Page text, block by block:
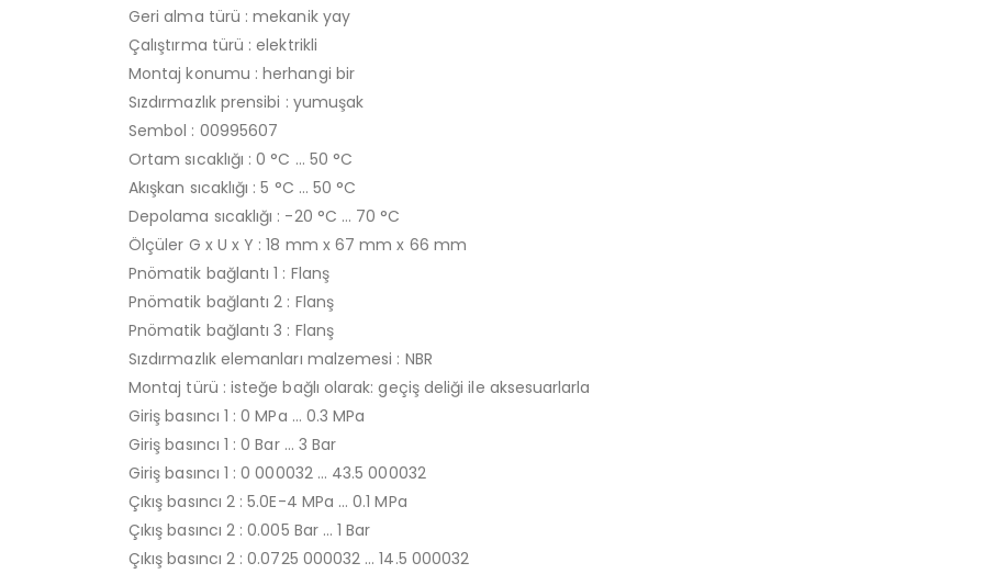
Geri alma türü : mekanik yay
Çalıştırma türü : elektrikli
Montaj konumu : herhangi bir
Sızdırmazlık prensibi : yumuşak
Sembol : 00995607
Ortam sıcaklığı : 0 °C … 50 °C
Akışkan sıcaklığı : 5 °C … 50 °C
Depolama sıcaklığı : -20 °C … 70 °C
Ölçüler G x U x Y : 18 mm x 67 mm x 66 mm
Pnömatik bağlantı 1 : Flanş
Pnömatik bağlantı 2 : Flanş
Pnömatik bağlantı 3 : Flanş
Sızdırmazlık elemanları malzemesi : NBR
Montaj türü : isteğe bağlı olarak: geçiş deliği ile aksesuarlarla
Giriş basıncı 1 : 0 MPa … 0.3 MPa
Giriş basıncı 1 : 0 Bar … 3 Bar
Giriş basıncı 1 : 0 000032 … 43.5 000032
Çıkış basıncı 2 : 5.0E-4 MPa … 0.1 MPa
Çıkış basıncı 2 : 0.005 Bar … 1 Bar
Çıkış basıncı 2 : 0.0725 000032 … 14.5 000032